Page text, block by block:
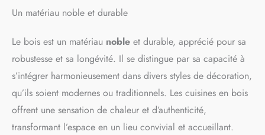
Un matériau noble et durable
Le bois est un matériau noble et durable, apprécié pour sa
robustesse et sa longévité. Il se distingue par sa capacité à
s’intégrer harmonieusement dans divers styles de décoration,
qu’ils soient modernes ou traditionnels. Les cuisines en bois
offrent une sensation de chaleur et d’authenticité,
transformant l’espace en un lieu convivial et accueillant.